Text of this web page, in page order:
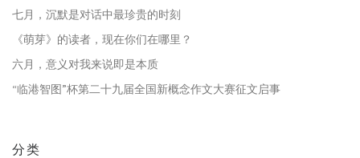
七月，沉默是对话中最珍贵的时刻
《萌芽》的读者，现在你们在哪里？
六月，意义对我来说即是本质
“临港智图”杯第二十九届全国新概念作文大赛征文启事
分类